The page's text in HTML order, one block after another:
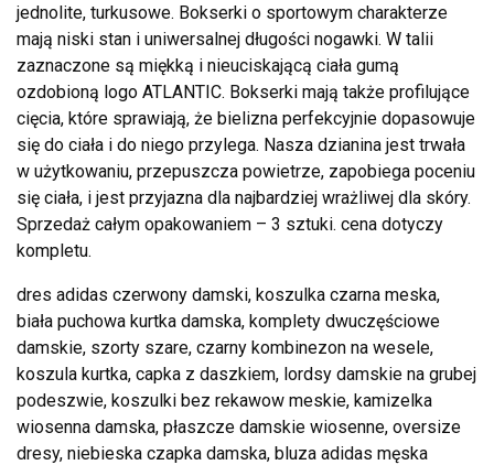
jednolite, turkusowe. Bokserki o sportowym charakterze
mają niski stan i uniwersalnej długości nogawki. W talii
zaznaczone są miękką i nieuciskającą ciała gumą
ozdobioną logo ATLANTIC. Bokserki mają także profilujące
cięcia, które sprawiają, że bielizna perfekcyjnie dopasowuje
się do ciała i do niego przylega. Nasza dzianina jest trwała
w użytkowaniu, przepuszcza powietrze, zapobiega poceniu
się ciała, i jest przyjazna dla najbardziej wrażliwej dla skóry.
Sprzedaż całym opakowaniem – 3 sztuki. cena dotyczy
kompletu.
dres adidas czerwony damski, koszulka czarna meska,
biała puchowa kurtka damska, komplety dwuczęściowe
damskie, szorty szare, czarny kombinezon na wesele,
koszula kurtka, capka z daszkiem, lordsy damskie na grubej
podeszwie, koszulki bez rekawow meskie, kamizelka
wiosenna damska, płaszcze damskie wiosenne, oversize
dresy, niebieska czapka damska, bluza adidas męska